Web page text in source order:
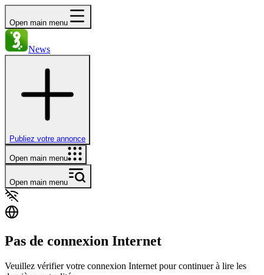
Open main menu
News
Publiez votre annonce
Open main menu
Open main menu
Pas de connexion Internet
Veuillez vérifier votre connexion Internet pour continuer à lire les